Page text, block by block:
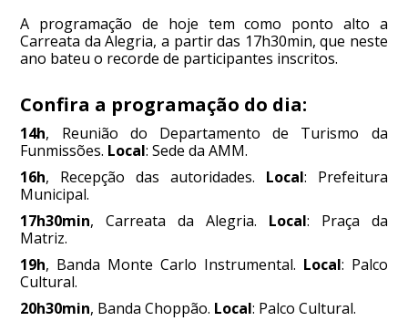
A programação de hoje tem como ponto alto a
Carreata da Alegria, a partir das 17h30min, que neste
ano bateu o recorde de participantes inscritos.
Confira a programação do dia:
14h, Reunião do Departamento de Turismo da
Funmissões. Local: Sede da AMM.
16h, Recepção das autoridades. Local: Prefeitura
Municipal.
17h30min, Carreata da Alegria. Local: Praça da
Matriz.
19h, Banda Monte Carlo Instrumental. Local: Palco
Cultural.
20h30min, Banda Choppão. Local: Palco Cultural.